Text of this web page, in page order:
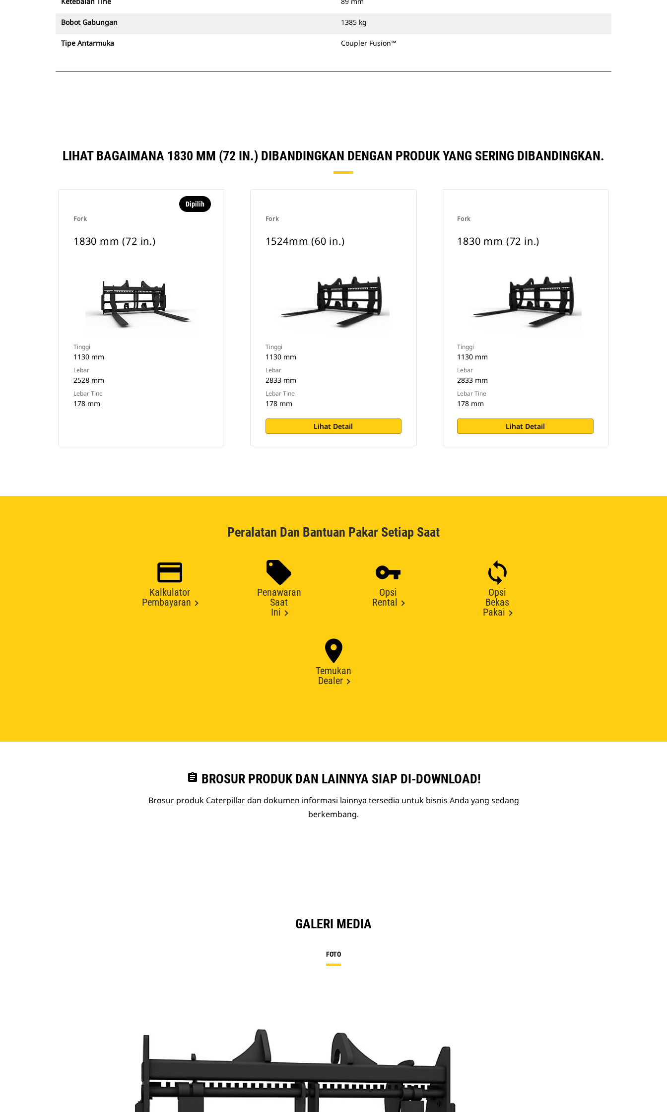
Bobot Gabungan 1385 kg
Tipe Antarmuka Coupler Fusion™
LIHAT BAGAIMANA 1830 MM (72 IN.) DIBANDINGKAN DENGAN PRODUK YANG SERING DIBANDINGKAN.
Fork
Dipilih
1830 mm (72 in.)
Tinggi
1130 mm
Lebar
2528 mm
Lebar Tine
178 mm
Fork
1524mm (60 in.)
Tinggi
1130 mm
Lebar
2833 mm
Lebar Tine
178 mm
Lihat Detail
Fork
1830 mm (72 in.)
Tinggi
1130 mm
Lebar
2833 mm
Lebar Tine
178 mm
Lihat Detail
Peralatan Dan Bantuan Pakar Setiap Saat
Kalkulator
Pembayaran
Penawaran
Saat
Ini
Opsi
Rental
Opsi
Bekas
Pakai
Temukan
Dealer
assignment BROSUR PRODUK DAN LAINNYA SIAP DI-DOWNLOAD!
Brosur produk Caterpillar dan dokumen informasi lainnya tersedia untuk bisnis Anda yang sedang
berkembang.
GALERI MEDIA
FOTO